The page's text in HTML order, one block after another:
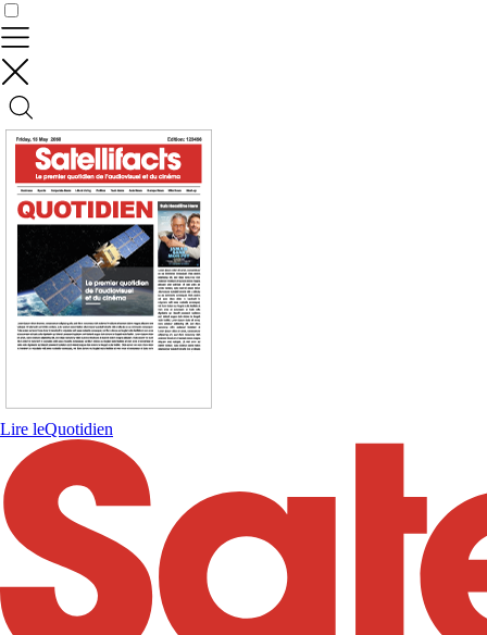
Lire leQuotidien
Contrôler vos données